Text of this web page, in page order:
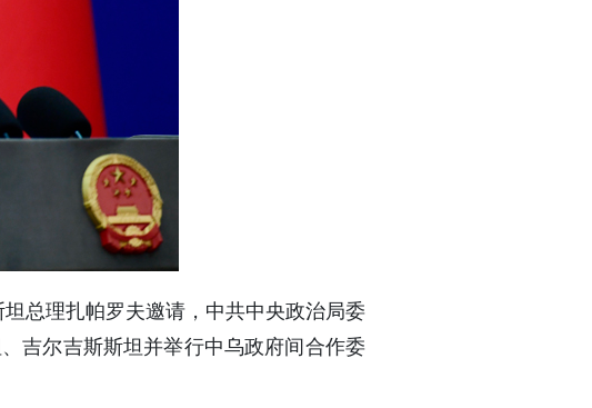
总理扎帕罗夫邀请，中共中央政治局委
吉尔吉斯斯坦并举行中乌政府间合作委